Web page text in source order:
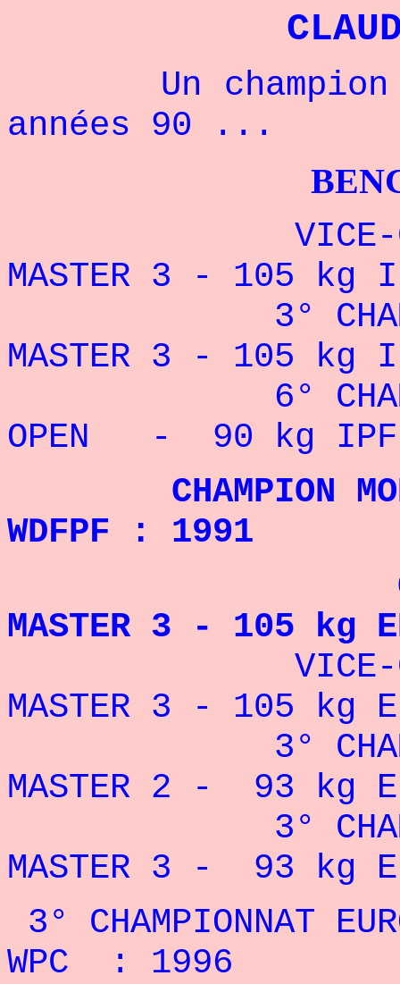
Un champion
années 90 ...
VICE-
MASTER 3 - 105
3°
MASTER 3 - 105
6°
OPEN - 90 kg
CHAMPION
WDFPF : 1991
MASTER 3 - 105 kg
VICE-
MASTER 3 - 105 kg
3°
MASTER 2 - 93 kg
3°
MASTER 3 - 93 kg
3° CHAMPIONNAT
WPC : 1996